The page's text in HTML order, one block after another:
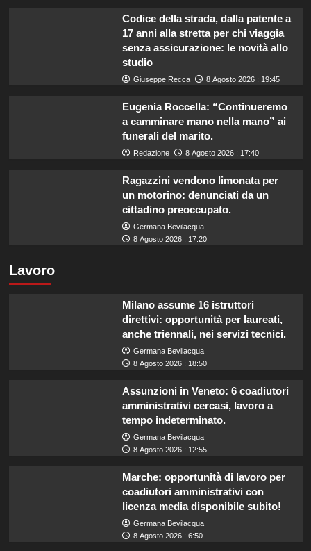
Codice della strada, dalla patente a
17 anni alla stretta per chi viaggia
senza assicurazione: le novità allo
studio
Giuseppe Recca 8 Agosto 2026 : 19:45
Eugenia Roccella: “Continueremo
a camminare mano nella mano” ai
funerali del marito.
Redazione 8 Agosto 2026 : 17:40
Ragazzini vendono limonata per
un motorino: denunciati da un
cittadino preoccupato.
Germana Bevilacqua
8 Agosto 2026 : 17:20
Lavoro
Milano assume 16 istruttori
direttivi: opportunità per laureati,
anche triennali, nei servizi tecnici.
Germana Bevilacqua
8 Agosto 2026 : 18:50
Assunzioni in Veneto: 6 coadiutori
amministrativi cercasi, lavoro a
tempo indeterminato.
Germana Bevilacqua
8 Agosto 2026 : 12:55
Marche: opportunità di lavoro per
coadiutori amministrativi con
licenza media disponibile subito!
Germana Bevilacqua
8 Agosto 2026 : 6:50